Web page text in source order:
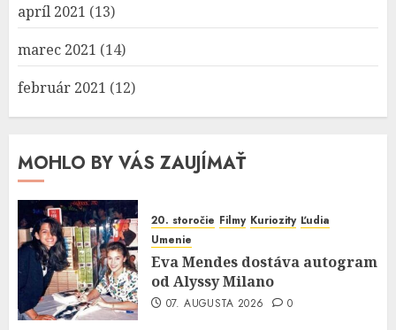
apríl 2021 (13)
marec 2021 (14)
február 2021 (12)
MOHLO BY VÁS ZAUJÍMAŤ
20. storočie Filmy Kuriozity Ľudia
Umenie
Eva Mendes dostáva autogram
od Alyssy Milano
07. AUGUSTA 2026 0